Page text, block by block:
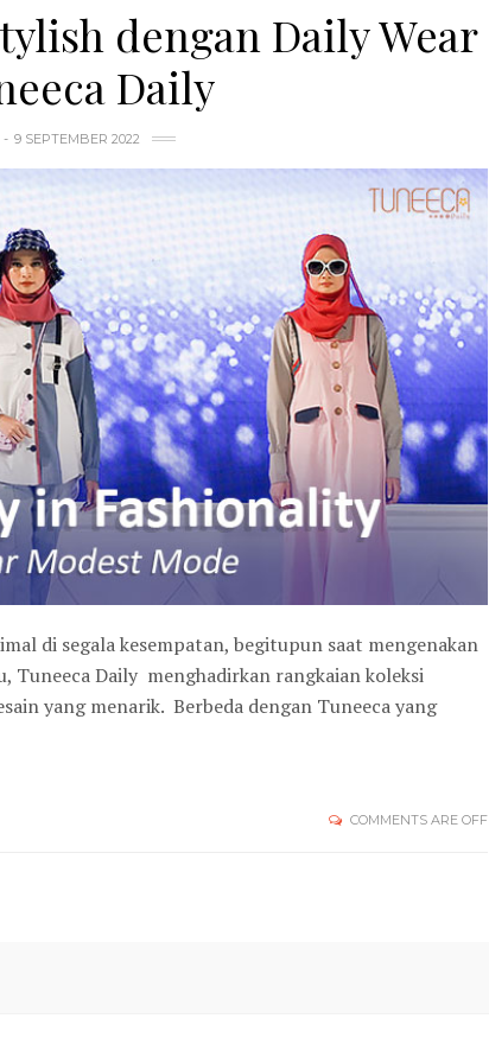
dengan Daily Wear
Daily
9 SEPTEMBER 2022
di segala kesempatan, begitupun saat mengenakan
Tuneeca Daily menghadirkan rangkaian koleksi
yang menarik. Berbeda dengan Tuneeca yang
COMMENTS ARE OFF